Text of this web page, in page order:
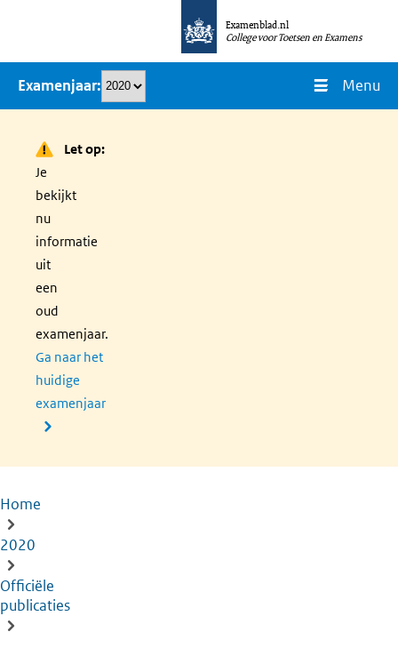
naar
inhoud
Examenblad.nl
College voor Toetsen en Examens
Examenjaar Menu
Let op:
Je
bekijkt
nu
informatie
uit
een
oud
examenjaar.
Ga naar het
huidige
examenjaar
Kruimelpad
Home
2020
Officiële
publicaties